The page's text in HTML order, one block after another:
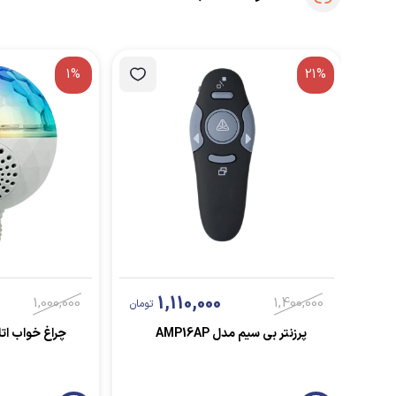
21%
1,400,000
1,110,000 تومان
پرزنتر بی سیم مدل AMP16AP
1%
1,000,000
چراغ خواب